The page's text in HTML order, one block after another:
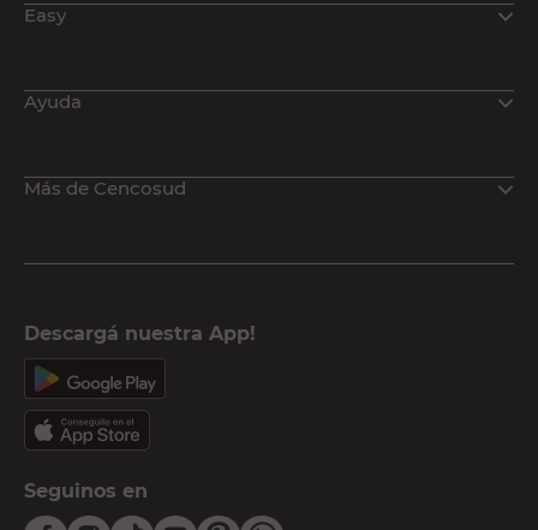
Easy
Ayuda
Más de Cencosud
Descargá nuestra App!
Seguinos en